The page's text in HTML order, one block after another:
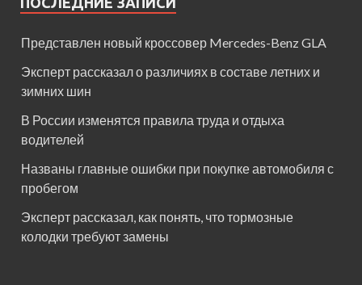
Представлен новый кроссовер Mercedes-Benz GLA
Эксперт рассказал о различиях в составе летних и
зимних шин
В России изменятся правила труда и отдыха
водителей
Названы главные ошибки при покупке автомобиля с
пробегом
Эксперт рассказал, как понять, что тормозные
колодки требуют замены